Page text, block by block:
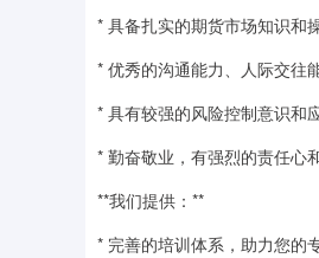
* 具备扎实的期货市场知识和
* 优秀的沟通能力、人际交往
* 具有较强的风险控制意识和
* 勤奋敬业，有强烈的责任心
**我们提供：**
* 完善的培训体系，助力您的